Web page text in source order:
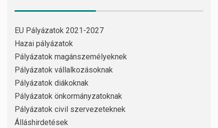
EU Pályázatok 2021-2027
Hazai pályázatok
Pályázatok magánszemélyeknek
Pályázatok vállalkozásoknak
Pályázatok diákoknak
Pályázatok önkormányzatoknak
Pályázatok civil szervezeteknek
Álláshirdetések